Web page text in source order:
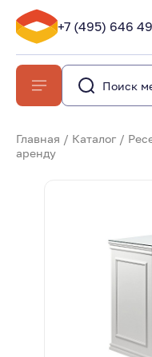
+7 (495) 646
Главная / Каталог /
аренду